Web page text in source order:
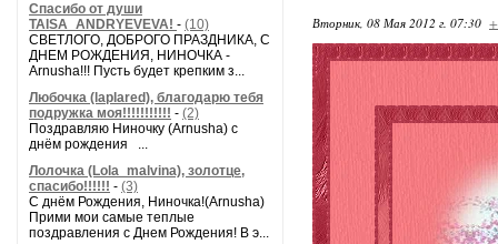
Спасибо от души
TAISA_ANDRYEVEVA! - (10)
СВЕТЛОГО, ДОБРОГО ПРАЗДНИКА, С
ДНЕМ РОЖДЕНИЯ, НИНОЧКА -
Arnusha!!! Пусть будет крепким з...
Любочка (laplared), благодарю тебя
подружка моя!!!!!!!!!!! - (2)
Поздравляю Ниночку (Arnusha) с
днём рождения ...
Лолочка (Lola_malvina), золотце,
спасибо!!!!!! - (3)
С днём Рождения, Ниночка!(Аrnusha)
Прими мои самые теплые
поздравления с Днем Рождения! В э...
Вторник, 08 Мая 2012 г. 07:30